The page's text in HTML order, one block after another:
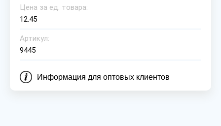
Цена за ед. товара:
12.45
Артикул:
9445
Информация для оптовых клиентов